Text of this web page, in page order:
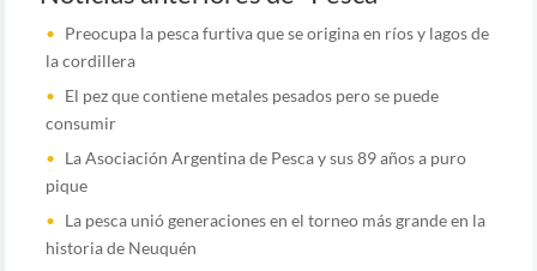
Preocupa la pesca furtiva que se origina en ríos y lagos de
la cordillera
El pez que contiene metales pesados pero se puede
consumir
La Asociación Argentina de Pesca y sus 89 años a puro
pique
La pesca unió generaciones en el torneo más grande en la
historia de Neuquén